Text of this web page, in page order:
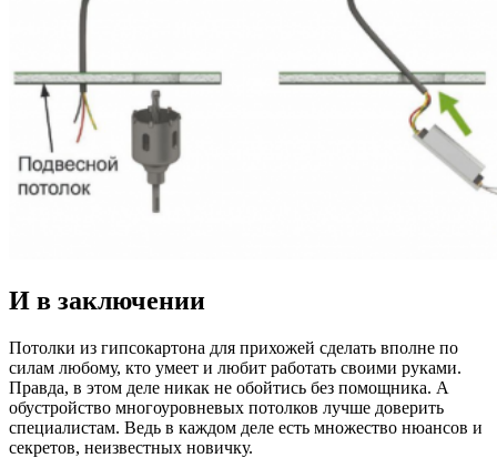
И в заключении
Потолки из гипсокартона для прихожей сделать вполне по
силам любому, кто умеет и любит работать своими руками.
Правда, в этом деле никак не обойтись без помощника. А
обустройство многоуровневых потолков лучше доверить
специалистам. Ведь в каждом деле есть множество нюансов и
секретов, неизвестных новичку.